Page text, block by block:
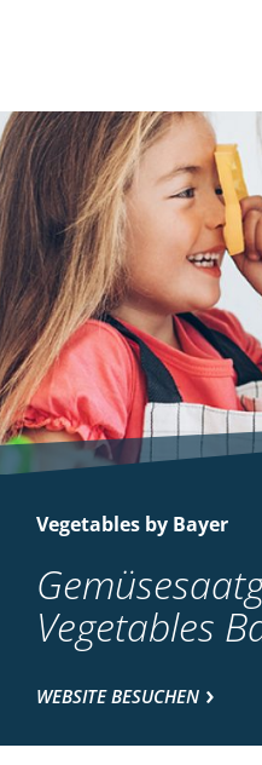
Vegetables by Bayer
Vegetables
WEBSITE BESUCHEN